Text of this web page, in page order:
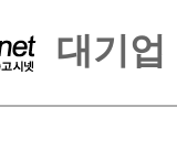
대기업